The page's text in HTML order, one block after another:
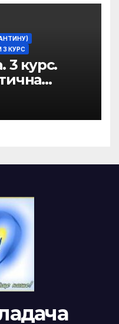
3 КУРС
3 курс.